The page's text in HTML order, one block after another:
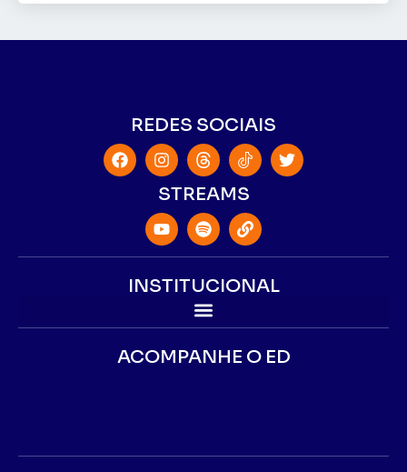
REDES SOCIAIS
STREAMS
INSTITUCIONAL
ACOMPANHE O ED